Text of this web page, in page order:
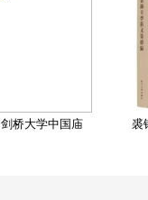
剑桥大学中国庙 裘